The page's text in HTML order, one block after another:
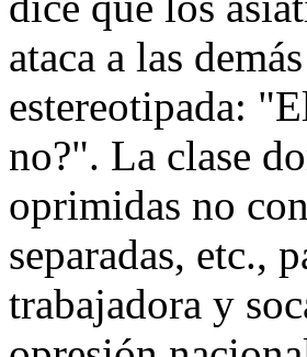
ataca a las
estereotipada:
no?". La clase
oprimidas no
separadas, etc.,
trabajadora y